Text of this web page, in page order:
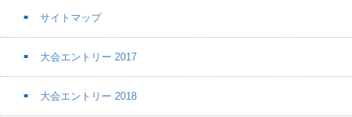
サイトマップ
大会エントリー 2017
大会エントリー 2018